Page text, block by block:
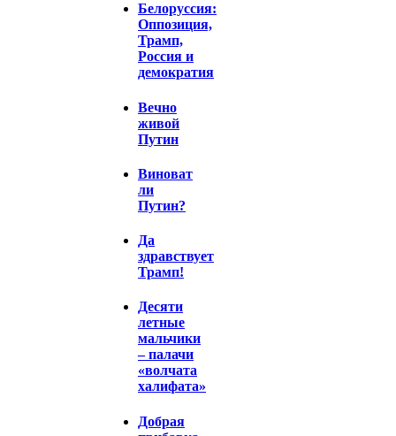
Белоруссия:
Оппозиция,
Трамп,
Россия и
демократия
Вечно
живой
Путин
Виноват
ли
Путин?
Да
здравствует
Трамп!
Десяти
летные
мальчики
– палачи
«волчата
халифата»
Добрая